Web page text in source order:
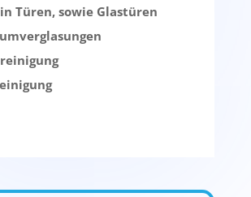
Türen, sowie Glastüren